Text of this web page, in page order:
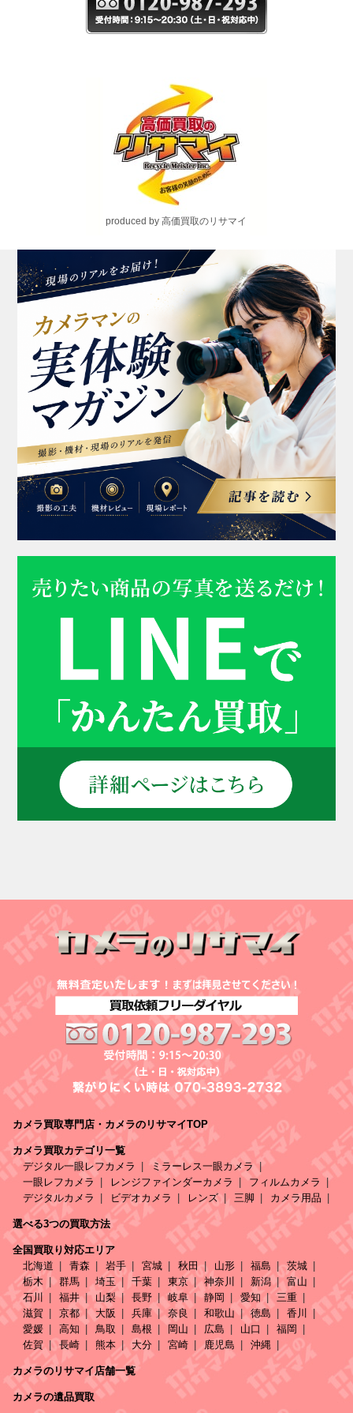
produced by 高価買取のリサマイ
カメラ買取専門店・カメラのリサマイTOP
カメラ買取カテゴリ一覧
デジタル一眼レフカメラ
ミラーレス一眼カメラ
一眼レフカメラ
レンジファインダーカメラ
フィルムカメラ
デジタルカメラ
ビデオカメラ レンズ 三脚 カメラ用品
選べる3つの買取方法
全国買取り対応エリア
北海道
青森 岩手 宮城 秋田 山形 福島
茨城
栃木
群馬 埼玉 千葉 東京 神奈川 新潟
富山
石川
福井 山梨 長野 岐阜 静岡 愛知
三重
滋賀
京都 大阪 兵庫 奈良 和歌山 徳島
香川
愛媛
高知 鳥取 島根 岡山 広島 山口
福岡
佐賀
長崎 熊本 大分 宮崎 鹿児島 沖縄
カメラのリサマイ店舗一覧
カメラの遺品買取